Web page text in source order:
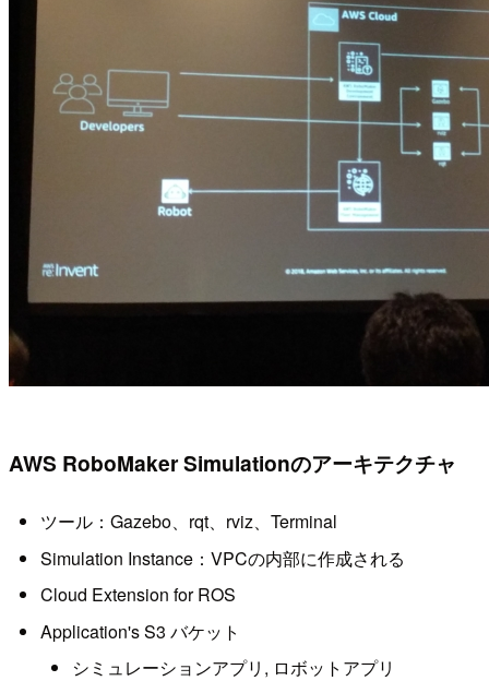
AWS RoboMaker Simulationのアーキテクチャ
ツール：Gazebo、rqt、rviz、Terminal
Simulation Instance：VPCの内部に作成される
Cloud Extension for ROS
Application's S3 バケット
シミュレーションアプリ, ロボットアプリ